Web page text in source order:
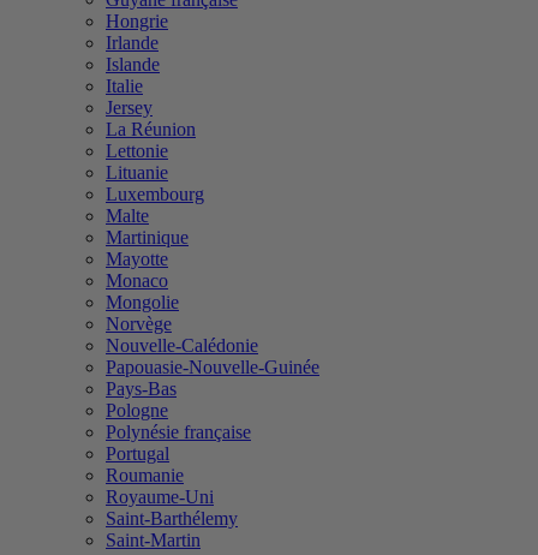
Hongrie
Irlande
Islande
Italie
Jersey
La Réunion
Lettonie
Lituanie
Luxembourg
Malte
Martinique
Mayotte
Monaco
Mongolie
Norvège
Nouvelle-Calédonie
Papouasie-Nouvelle-Guinée
Pays-Bas
Pologne
Polynésie française
Portugal
Roumanie
Royaume-Uni
Saint-Barthélemy
Saint-Martin